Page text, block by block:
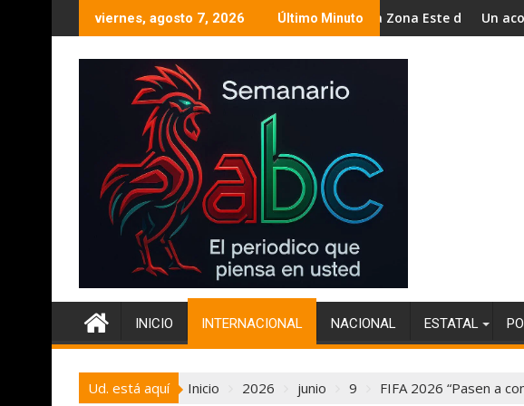
al
viernes, agosto 7, 2026 Último Minuto
Máster de Pista y Campo 2026.
El PESBC, sigue pintando de morado la Zona Este de la ciudadUn acosador con poder
INICIO INTERNACIONAL NACIONAL ESTATAL
Ud. está aquí Inicio 2026 junio 9 FIFA 2026 “Pasen a